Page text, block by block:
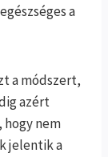
a
a módszert,
azért
nem
jelentik a